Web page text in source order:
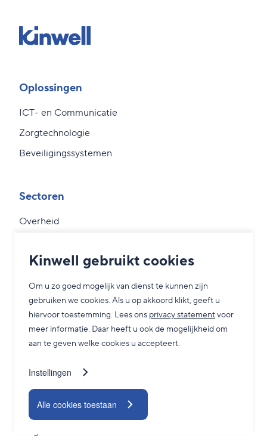
Kinwell gebruikt cookies
Om u zo goed mogelijk van dienst te kunnen zijn
gebruiken we cookies. Als u op akkoord klikt, geeft u
hiervoor toestemming. Lees ons privacy statementvoor
meer informatie. Daar heeft u ook de mogelijkheid om
aan te geven welke cookies u accepteert.
Instellingen
Alle cookies toestaan
Oplossingen
ICT- en Communicatie
Zorgtechnologie
Beveiligingssystemen
Sectoren
Overheid
Zorg
Grootzakelijk
Service
Adviesgesprek
24/7 Servicedesk
TeamViewer
Contact
Blogs